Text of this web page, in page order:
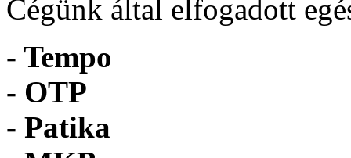
Cégünk által elfogadott
- Tempo
- OTP
- Patika